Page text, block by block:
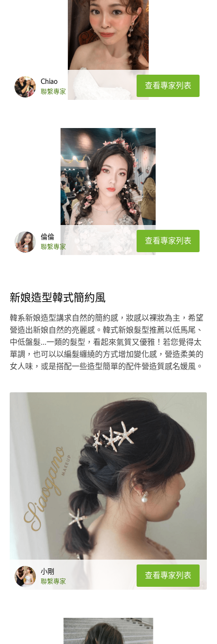
Chiao
聯繫專家
查看專家列表
倫倫
聯繫專家
查看專家列表
新娘造型韓式簡約風
韓系新娘造型講求自然的簡約感，妝感以裸妝為主，希望
營造出新娘自然的亮麗感。韓式新娘髮型推薦以低馬尾、
中低盤髮...一類的髮型，看起來氣質又優雅！若您覺得太
單調，也可以以編髮纏繞的方式增加變化感，營造柔美的
女人味，或是搭配一些造型簡單的配件營造質感名媛風。
小剛
聯繫專家
查看專家列表